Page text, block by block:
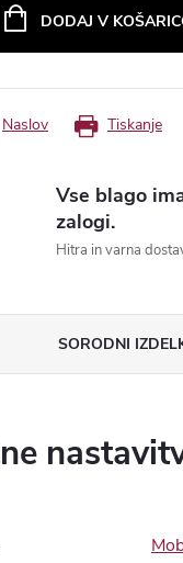
Vse blago
zalogi.
Hitra in varna